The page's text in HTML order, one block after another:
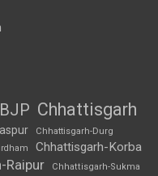
BJP Chhattisgarh
Chhattisgarh-Durg
Chhattisgarh-Korba
Raipur
Chhattisgarh-Sukma